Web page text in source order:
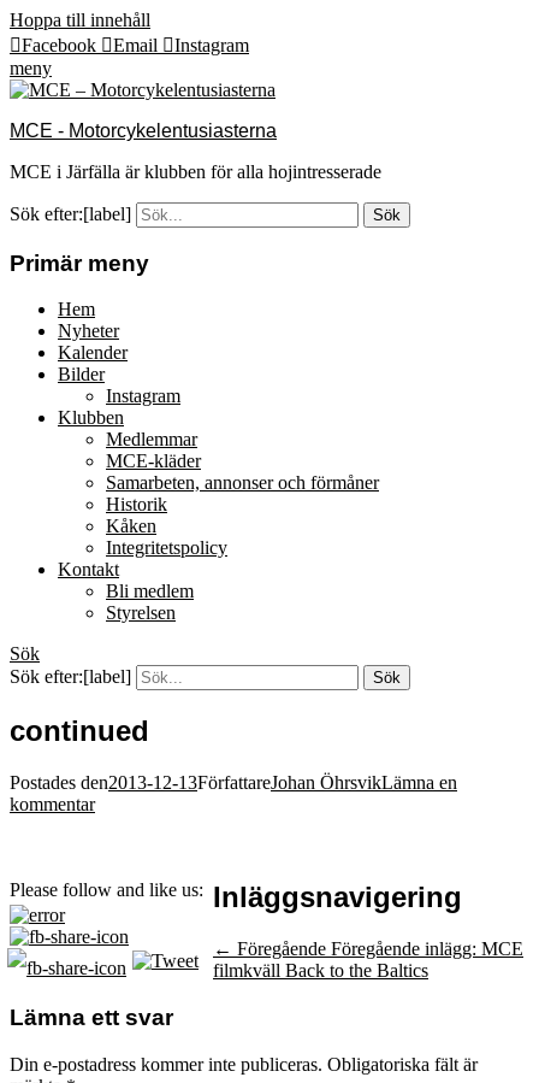
Hoppa till innehåll
Facebook
Email
Instagram
meny
MCE - Motorcykelentusiasterna
MCE i Järfälla är klubben för alla hojintresserade
Sök efter:[label]
Primär meny
Hem
Nyheter
Kalender
Bilder
Instagram
Klubben
Medlemmar
MCE-kläder
Samarbeten, annonser och förmåner
Historik
Kåken
Integritetspolicy
Kontakt
Bli medlem
Styrelsen
Sök
Sök efter:[label]
continued
Postades den2013-12-13FörfattareJohan ÖhrsvikLämna en
kommentar
Please follow and like us: Inläggsnavigering
← Föregående Föregående inlägg: MCE
filmkväll Back to the Baltics
Lämna ett svar
Din e-postadress kommer inte publiceras. Obligatoriska fält är